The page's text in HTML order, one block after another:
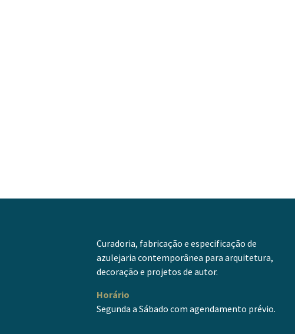
Curadoria, fabricação e especificação de
azulejaria contemporânea para arquitetura,
decoração e projetos de autor.
Horário
Segunda a Sábado com agendamento prévio.